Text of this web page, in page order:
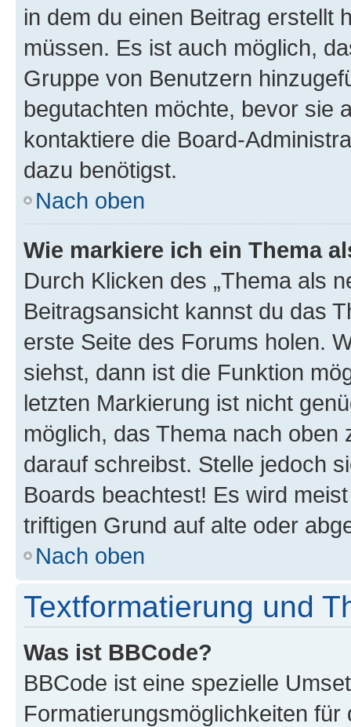
in dem du einen Beitrag erstellt
müssen. Es ist auch möglich,
Gruppe von Benutzern
begutachten möchte, bevor sie
kontaktiere die Board-
dazu benötigst.
Nach oben
Wie markiere ich ein Thema
Durch Klicken des „Thema als
Beitragsansicht kannst du das
erste Seite des Forums holen.
siehst, dann ist die Funktion
letzten Markierung ist nicht
möglich, das Thema nach oben
darauf schreibst. Stelle jedoch
Boards beachtest! Es wird
triftigen Grund auf alte oder
Nach oben
Textformatierung und
Was ist BBCode?
BBCode ist eine spezielle
Formatierungsmöglichkeiten